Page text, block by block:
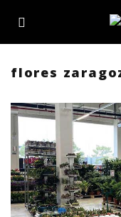
flores